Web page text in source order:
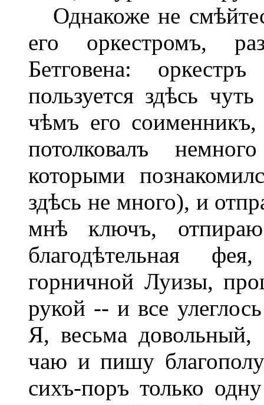
Однакоже не
его оркестромъ,
Бетговена:
пользуется здѣсь
чѣмъ его
потолковалъ
которыми
здѣсь не много), и
мнѣ ключъ,
благодѣтельная
горничной Луизы,
рукой -- и все
Я, весьма довольный,
чаю и пишу
сихъ-поръ только